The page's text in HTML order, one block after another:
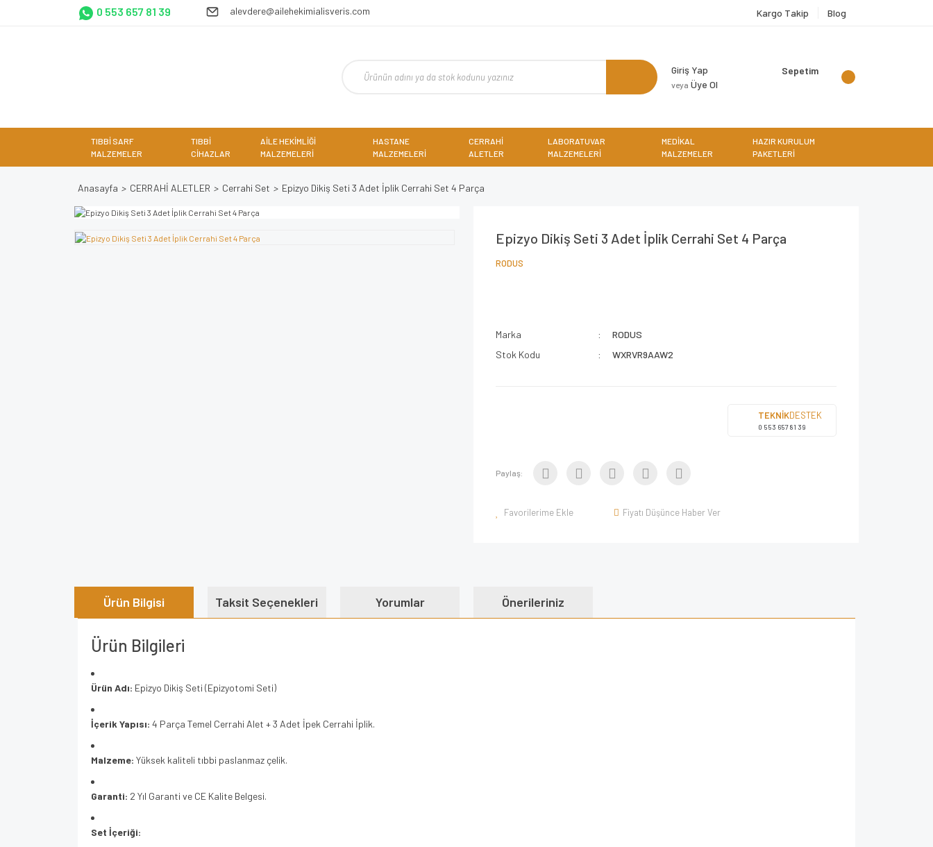
0 553 657 81 39 alevdere@ailehekimialisveris.com Kargo Takip Blog
Giriş Yap
veya Üye Ol
Sepetim
TIBBİ SARF
MALZEMELER
TIBBİ
CİHAZLAR
AİLE HEKİMLİĞİ
MALZEMELERİ
HASTANE
MALZEMELERİ
CERRAHİ
ALETLER
LABORATUVAR
MALZEMELERİ
MEDİKAL
MALZEMELER
HAZIR KURULUM
PAKETLERİ
Anasayfa CERRAHİ ALETLER Cerrahi Set Epizyo Dikiş Seti 3 Adet İplik Cerrahi Set 4 Parça
Epizyo Dikiş Seti 3 Adet İplik Cerrahi Set 4 Parça
RODUS
Marka
RODUS
Stok Kodu
WXRVR9AAW2
TEKNİKDESTEK
0 553 657 81 39
Paylaş:
Fiyatı Düşünce Haber Ver
Ürün Bilgisi Taksit Seçenekleri Yorumlar Önerileriniz
Ürün Bilgileri
Ürün Adı: Epizyo Dikiş Seti (Epizyotomi Seti)
İçerik Yapısı: 4 Parça Temel Cerrahi Alet + 3 Adet İpek Cerrahi İplik.
Malzeme: Yüksek kaliteli tıbbi paslanmaz çelik.
Garanti: 2 Yıl Garanti ve CE Kalite Belgesi.
Set İçeriği: